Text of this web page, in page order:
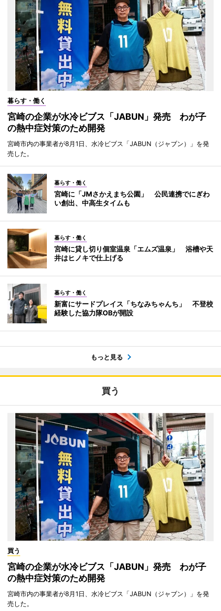
暮らす・働く
宮崎の企業が水冷ビブス「JABUN」発売 わが子
の熱中症対策のため開発
宮崎市内の事業者が8月1日、水冷ビブス「JABUN（ジャブン）」を発
売した。
暮らす・働く
宮崎に「JMさかえまち公園」 公民連携でにぎわ
い創出、中高生タイムも
暮らす・働く
宮崎に貸し切り個室温泉「エムズ温泉」 浴槽や天
井はヒノキで仕上げる
暮らす・働く
新富にサードプレイス「ちなみちゃんち」 不登校
経験した協力隊OBが開設
もっと見る
買う
買う
宮崎の企業が水冷ビブス「JABUN」発売 わが子
の熱中症対策のため開発
宮崎市内の事業者が8月1日、水冷ビブス「JABUN（ジャブン）」を発
売した。